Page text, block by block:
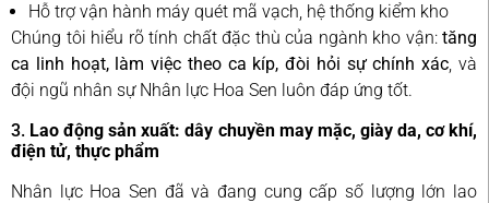
Hỗ trợ vận hành máy quét mã vạch, hệ thống kiểm kho
Chúng tôi hiểu rõ tính chất đặc thù của ngành kho vận: tăng
ca linh hoạt, làm việc theo ca kíp, đòi hỏi sự chính xác, và
đội ngũ nhân sự Nhân lực Hoa Sen luôn đáp ứng tốt.
3. Lao động sản xuất: dây chuyền may mặc, giày da, cơ khí,
điện tử, thực phẩm
Nhân lực Hoa Sen đã và đang cung cấp số lượng lớn lao